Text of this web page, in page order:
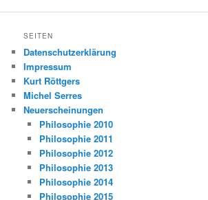
SEITEN
Datenschutzerklärung
Impressum
Kurt Röttgers
Michel Serres
Neuerscheinungen
Philosophie 2010
Philosophie 2011
Philosophie 2012
Philosophie 2013
Philosophie 2014
Philosophie 2015